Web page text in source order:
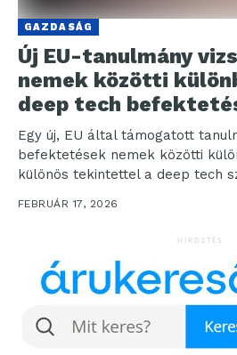
GAZDASÁG
Új EU-tanulmány
nemek közötti
deep tech
Egy új, EU által támogatott
befektetések nemek közötti
különös tekintettel a deep tech
innovációs területre,...
FEBRUÁR 17, 2026
HIRDETÉS